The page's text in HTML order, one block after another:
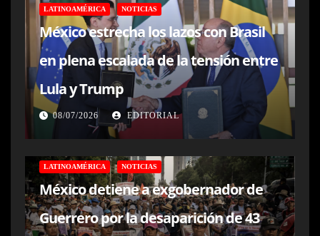
LATINOAMÉRICA NOTICIAS
México estrecha los lazos con Brasil
en plena escalada de la tensión entre
Lula y Trump
08/07/2026 EDITORIAL
LATINOAMÉRICA NOTICIAS
México detiene a exgobernador de
Guerrero por la desaparición de 43